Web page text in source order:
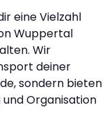
eine Vielzahl
Wuppertal
Wir
deiner
sondern bieten
Organisation